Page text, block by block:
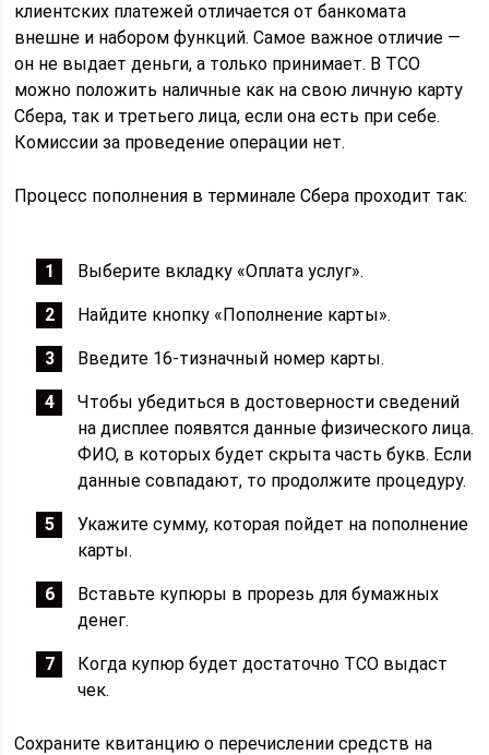
клиентских платежей отличается от банкомата
внешне и набором функций. Самое важное отличие —
он не выдает деньги, а только принимает. В ТСО
можно положить наличные как на свою личную карту
Сбера, так и третьего лица, если она есть при себе.
Комиссии за проведение операции нет.
Процесс пополнения в терминале Сбера проходит так:
Выберите вкладку «Оплата услуг».
Найдите кнопку «Пополнение карты».
Введите 16-тизначный номер карты.
Чтобы убедиться в достоверности сведений
на дисплее появятся данные физического лица.
ФИО, в которых будет скрыта часть букв. Если
данные совпадают, то продолжите процедуру.
Укажите сумму, которая пойдет на пополнение
карты.
Вставьте купюры в прорезь для бумажных
денег.
Когда купюр будет достаточно ТСО выдаст
чек.
Сохраните квитанцию о перечислении средств на